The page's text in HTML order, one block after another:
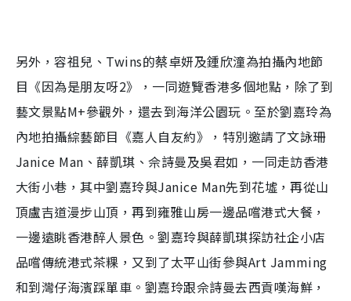
另外，容祖兒、Twins的蔡卓妍及鍾欣潼為拍攝內地節
目《因為是朋友呀2》，一同遊覽香港多個地點，除了到
藝文景點M+參觀外，還去到海洋公園玩。至於劉嘉玲為
內地拍攝綜藝節目《嘉人自友約》，特別邀請了文詠珊
Janice Man、薛凱琪、佘詩曼及吳君如，一同走訪香港
大街小巷，其中劉嘉玲與Janice Man先到花墟，再從山
頂盧吉道漫步山頂，再到雍雅山房一邊品嚐港式大餐，
一邊遠眺香港醉人景色。劉嘉玲與薛凱琪探訪社企小店
品嚐傳統港式茶粿，又到了太平山街參與Art Jamming
和到灣仔海濱踩單車。劉嘉玲跟佘詩曼去西貢嘆海鮮，